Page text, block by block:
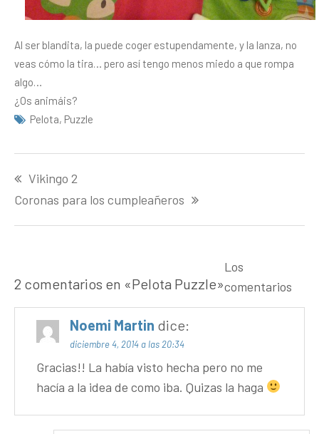
Al ser blandita, la puede coger estupendamente, y la lanza, no
veas cómo la tira… pero así tengo menos miedo a que rompa
algo…
¿Os animáis?
Pelota, Puzzle
de
entradas
Vikingo 2
Coronas para los cumpleañeros
2 comentarios en «Pelota Puzzle»
Noemi Martin dice:
diciembre 4, 2014 a las 20:34
Gracias!! La había visto hecha pero no me
hacía a la idea de como iba. Quizas la haga
Los
comentarios